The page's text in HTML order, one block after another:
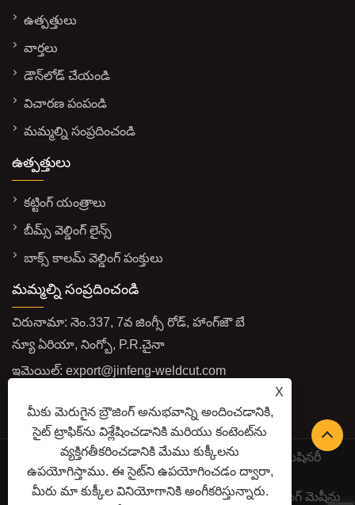
X
మీకు మెరుగైన బ్రౌజింగ్ అనుభవాన్ని అందించడానికి,
సైట్ ట్రాఫిక్‌ను విశ్లేషించడానికి మరియు కంటెంట్‌ను
వ్యక్తిగతీకరించడానికి మేము కుక్కీలను
ఉపయోగిస్తాము. ఈ సైట్‌ని ఉపయోగించడం ద్వారా,
మీరు మా కుక్కీల వినియోగానికి అంగీకరిస్తున్నారు.
ఉత్పత్తులు
వార్తలు
డౌన్‌లోడ్ చేయండి
విచారణ పంపండి
మమ్మల్ని సంప్రదించండి
ఉత్పత్తులు
కట్టింగ్ యంత్రాలు
బీమ్స్ వెల్డింగ్ లైన్స్
బాక్స్ కాలమ్ వెల్డింగ్ పంక్తులు
మమ్మల్ని సంప్రదించండి
చిరునామా: నెం.337, 7వ జింగ్సీ రోడ్, హాంగ్‌జౌ బే
న్యూ ఏరియా, నింగ్బో, P.R.చైనా
ఇమెయిల్: export@jinfeng-weldcut.com
+86-574-63487698
కాపీరైట్ © 2022 నింగ్బో జిన్‌ఫెంగ్ వెల్డింగ్ మరియు కట్టింగ్ మెషినరీ
మాన్యుఫ్యాక్చర్ కో., లిమిటెడ్ -
కట్టింగ్ మెషీన్లు, ప్రొఫైల్ రోబోట్ కట్టింగ్ లైన్, CNC ప్లాస్మా కట్టింగ్ మెషీన్లు